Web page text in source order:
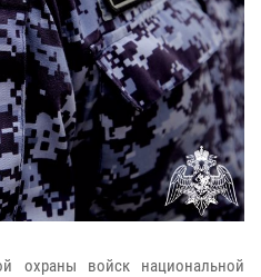
охраны войск национальной